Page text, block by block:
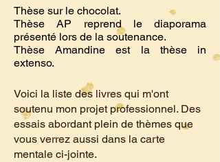
Thèse sur le chocolat.
Thèse AP reprend le diaporama
présenté lors de la soutenance.
Thèse Amandine est la thèse in
extenso.
Voici la liste des livres qui m'ont
soutenu mon projet professionnel. Des
essais abordant plein de thèmes que
vous verrez aussi dans la carte
mentale ci-jointe.